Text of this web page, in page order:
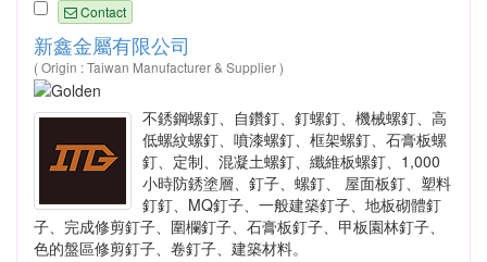
Contact
新鑫金屬有限公司
( Origin : Taiwan Manufacturer & Supplier )
不銹鋼螺釘、自鑽釘、釘螺釘、機械螺釘、高
低螺紋螺釘、噴漆螺釘、框架螺釘、石膏板螺
釘、定制、混凝土螺釘、纖維板螺釘、1,000
小時防銹塗層、釘子、螺釘、 屋面板釘、塑料
釘釘、MQ釘子、一般建築釘子、地板砌體釘
子、完成修剪釘子、圍欄釘子、石膏板釘子、甲板園林釘子、
色的盤區修剪釘子、卷釘子、建築材料。